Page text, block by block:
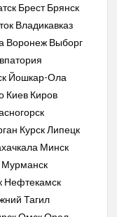
Брест Брянск
Владикавказ
Воронеж Выборг
Йошкар-Ола
Киев Киров
Курск Липецк
Минск
Мурманск
Нефтекамск
Тагил